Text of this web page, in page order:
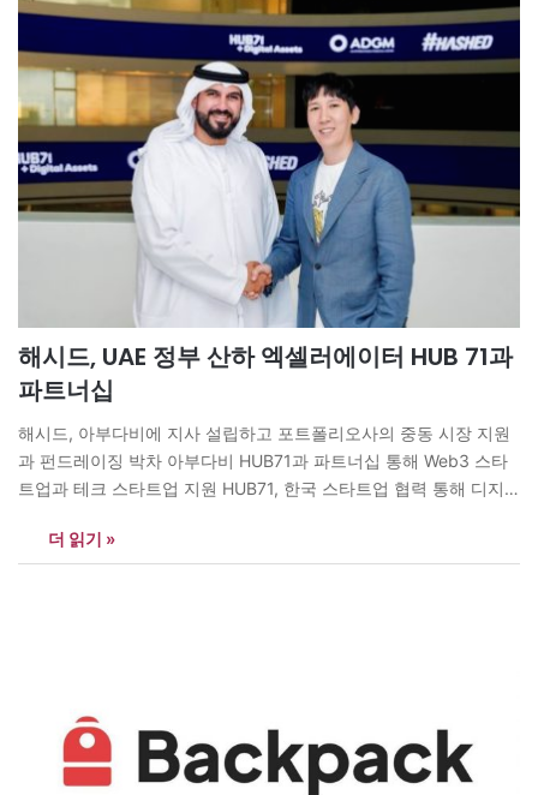
해시드, UAE 정부 산하 엑셀러에이터 HUB 71과
파트너십
해시드, 아부다비에 지사 설립하고 포트폴리오사의 중동 시장 지원
과 펀드레이징 박차 아부다비 HUB71과 파트너십 통해 Web3 스타
트업과 테크 스타트업 지원 HUB71, 한국 스타트업 협력 통해 디지
시드(대표 김서준)가 글로벌 테크 인큐베이터 HUB71(대표 아흐마
드 알리 알완)과 파트너십을 맺고 본격적인 중동시장 진출에 나섰다
더 읽기 »